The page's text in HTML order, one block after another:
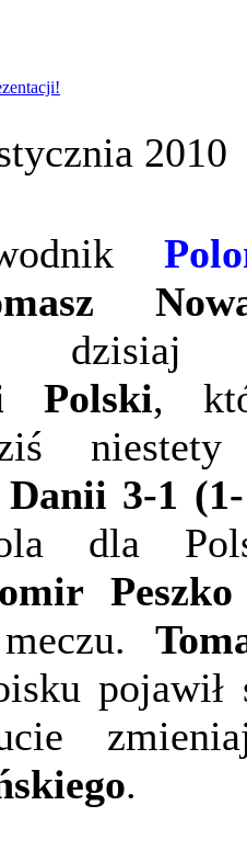
2010
Polski,
Danii 3-1
dla
Peszko
pojawił
.